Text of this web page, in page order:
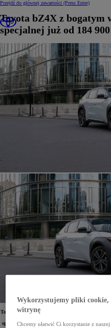
Przejdź do głównej zawartości (Press Enter)
Toyota bZ4X z bogatym
specjalnej już od 184 900
Toyota podniosła wartość rabatów na swój
spełnieniu kryteriów programu dopłat
Wykorzystujemy pliki cookie,
witrynę
Chcemy ułatwić Ci korzystanie z